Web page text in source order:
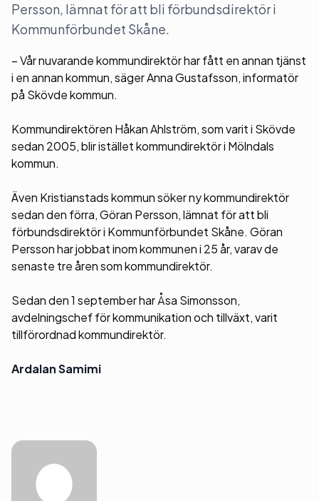
Persson, lämnat för att bli förbundsdirektör i
Kommunförbundet Skåne.
– Vår nuvarande kommundirektör har fått en annan tjänst
i en annan kommun, säger Anna Gustafsson, informatör
på Skövde kommun.
Kommundirektören Håkan Ahlström, som varit i Skövde
sedan 2005, blir istället kommundirektör i Mölndals
kommun.
Även Kristianstads kommun söker ny kommundirektör
sedan den förra, Göran Persson, lämnat för att bli
förbundsdirektör i Kommunförbundet Skåne. Göran
Persson har jobbat inom kommunen i 25 år, varav de
senaste tre åren som kommundirektör.
Sedan den 1 september har Åsa Simonsson,
avdelningschef för kommunikation och tillväxt, varit
tillförordnad kommundirektör.
Ardalan Samimi